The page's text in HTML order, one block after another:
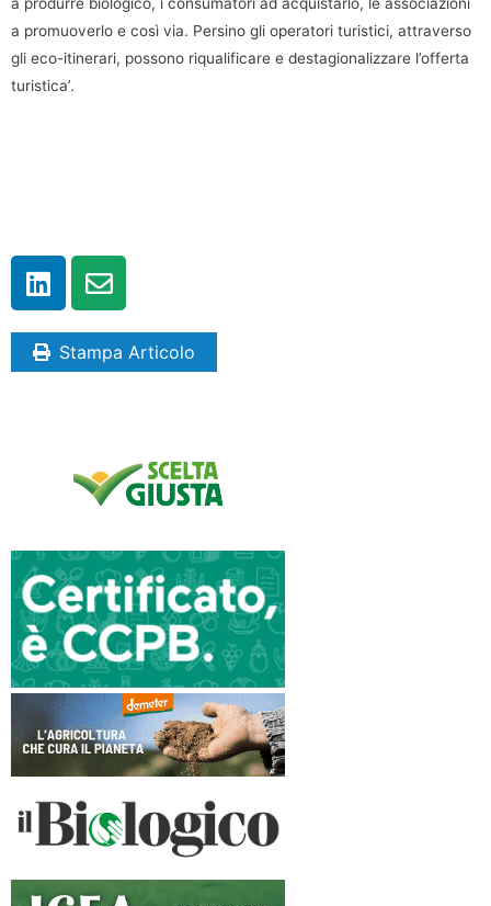
a promuoverlo e così via. Persino gli operatori turistici, attraverso
gli eco-itinerari, possono riqualificare e destagionalizzare l’offerta
turistica’.
Stampa Articolo